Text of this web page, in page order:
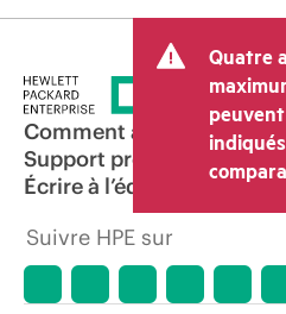
Quatre
Comment acheter
Support produit
Écrire à l’équipe
Suivre HPE sur